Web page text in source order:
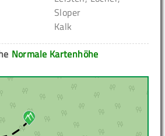
Sloper
Kalk
Normale Kartenhöhe